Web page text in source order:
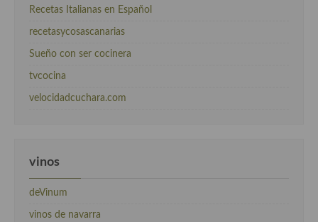
Recetas Italianas en Español
recetasycosascanarias
Sueño con ser cocinera
tvcocina
velocidadcuchara.com
vinos
deVinum
vinos de navarra